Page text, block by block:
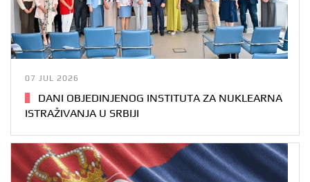
07 JUL 2026
DANI OBJEDINJENOG INSTITUTA ZA NUKLEARNA
ISTRAŽIVANJA U SRBIJI